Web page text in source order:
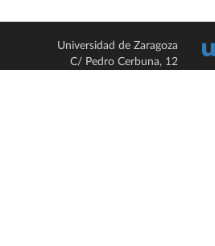
Universidad de Zaragoza
C/ Pedro Cerbuna, 12